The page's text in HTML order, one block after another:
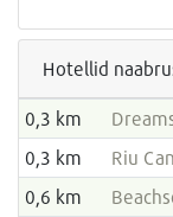
Hotellid
0,3 km
0,3 km
Riu
0,6 km